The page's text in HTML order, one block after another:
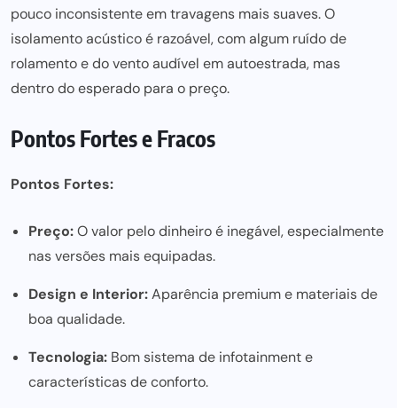
pouco inconsistente em travagens mais suaves. O
isolamento acústico é razoável, com algum ruído de
rolamento e do vento audível em autoestrada, mas
dentro do esperado para o preço.
Pontos Fortes e Fracos
Pontos Fortes:
Preço:O valor pelo dinheiro é inegável, especialmente
nas versões mais equipadas.
Design e Interior:Aparência premium e materiais de
boa qualidade.
Tecnologia: Bom sistema de infotainment e
características de conforto.